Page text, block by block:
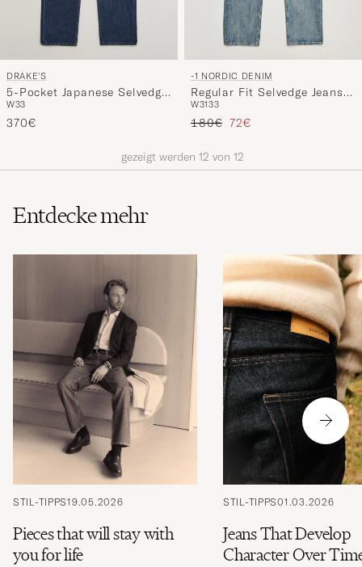
DRAKE'S
5-Pocket Japanese Selvedge
Denim Stone Wash
W33
370€
-1 NORDIC DENIM
Regular Fit Selvedge Jeans
Summer Breeze
W3133
Regulärer Preis
180€ Reduzierter Preis
72€
gezeigt werden 12 von 12
Entdecke mehr
STIL-TIPPS19.05.2026
Pieces that will stay with
you for life
STIL-TIPPS01.03.2026
Jeans That Develop
Character Over